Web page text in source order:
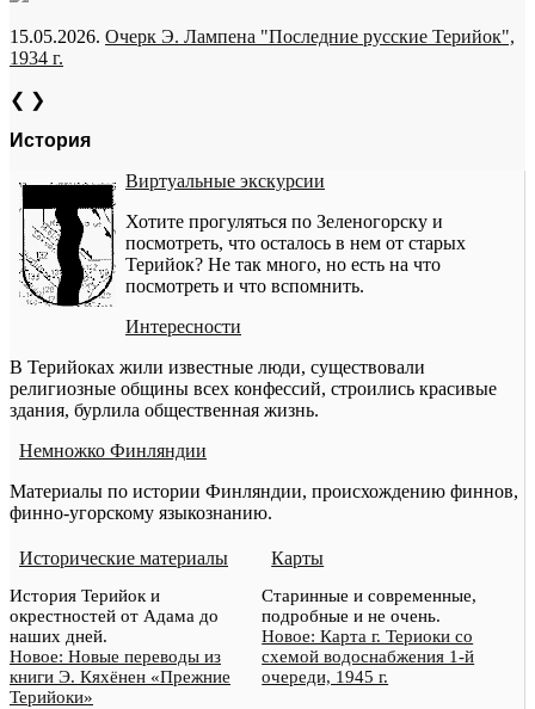
15.05.2026. Очерк Э. Лампена "Последние русские Терийок",
1934 г.
❮ ❯
История
Виртуальные экскурсии
Хотите прогуляться по Зеленогорску и
посмотреть, что осталось в нем от старых
Терийок? Не так много, но есть на что
посмотреть и что вспомнить.
Интересности
В Терийоках жили известные люди, существовали
религиозные общины всех конфессий, строились красивые
здания, бурлила общественная жизнь.
Немножко Финляндии
Материалы по истории Финляндии, происхождению финнов,
финно-угорскому языкознанию.
Исторические материалы
История Терийок и
окрестностей от Адама до
наших дней.
Новое: Новые переводы из
книги Э. Кяхёнен «Прежние
Терийоки»
Карты
Старинные и современные,
подробные и не очень.
Новое: Карта г. Териоки со
схемой водоснабжения 1-й
очереди, 1945 г.